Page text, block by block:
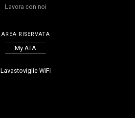
Lavora con noi
AREA RISERVATA
My ATA
Lavastoviglie WiFi